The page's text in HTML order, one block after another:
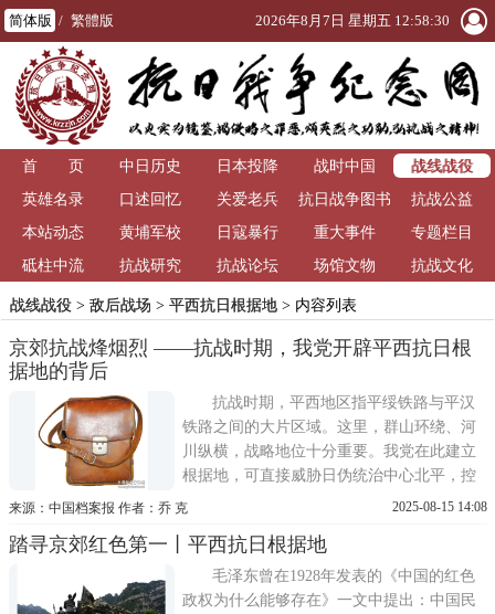
简体版 / 繁體版 2026年8月7日 星期五 12:58:31
首 页 中日历史 日本投降 战时中国
战线战役
英雄名录
口述回忆 关爱老兵
抗日战争图书
馆
抗战公益
本站动态
黄埔军校 日寇暴行 重大事件
专题栏目
砥柱中流
抗战研究 抗战论坛 场馆文物 抗战文化
战线战役> 敌后战场 > 平西抗日根据地> 内容列表
京郊抗战烽烟烈 ——抗战时期，我党开辟平西抗日根
据地的背后
抗战时期，平西地区指平绥铁路与平汉
铁路之间的大片区域。这里，群山环绕、河
川纵横，战略地位十分重要。我党在此建立
根据地，可直接威胁日伪统治中心北平，控
制交通命脉。团结民众 一致抗日1937年8
议，明确提出：在敌人后方放手发动群众，
开展独立自主的游击战争，配合正面战场，
开辟敌后战场，建立
来源：中国档案报 作者：乔 克 2025-08-15 14:08
踏寻京郊红色第一丨平西抗日根据地
毛泽东曾在1928年发表的《中国的红色
政权为什么能够存在》一文中提出：中国民